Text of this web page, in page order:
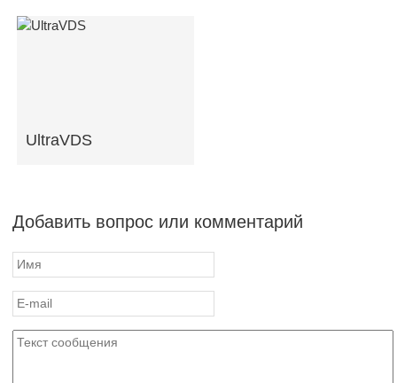
UltraVDS
Добавить вопрос или комментарий